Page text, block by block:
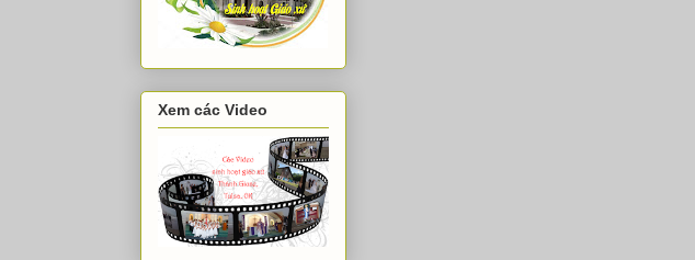
Xem các Video